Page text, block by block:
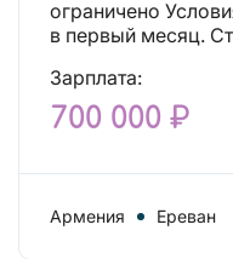
ограничено Условия: Доход от 700 000 ₽ уже
в
Зарплата:
700 000 ₽
Армения Ереван